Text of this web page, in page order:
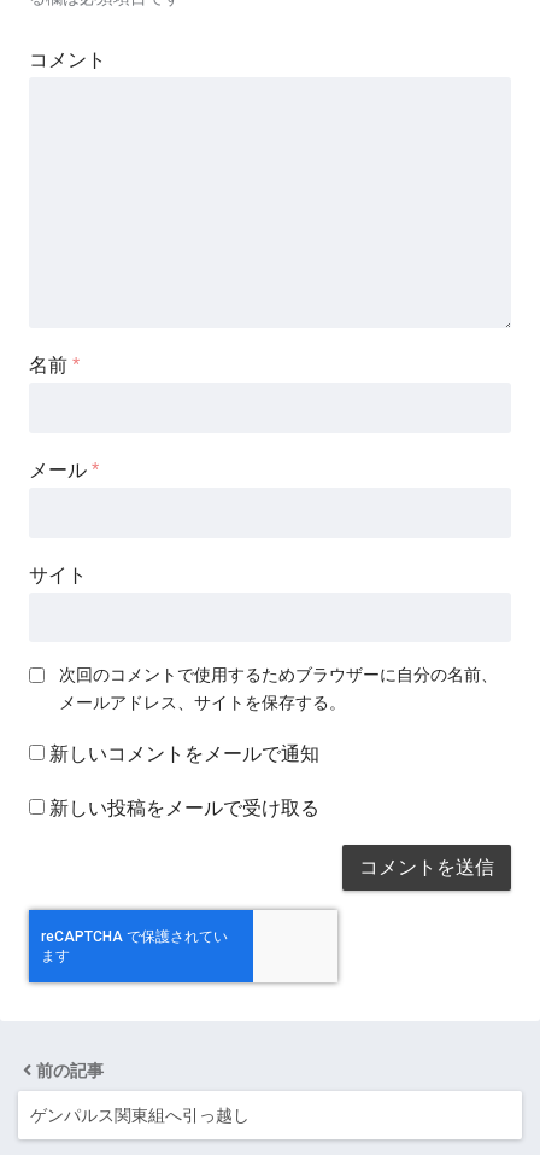
コメント
名前 *
メール *
サイト
次回のコメントで使用するためブラウザーに自分の名前、
メールアドレス、サイトを保存する。
新しいコメントをメールで通知
新しい投稿をメールで受け取る
前の記事
ゲンパルス関東組へ引っ越し